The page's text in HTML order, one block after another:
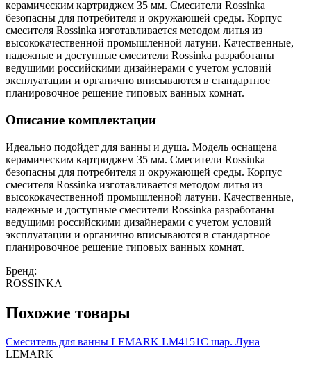
керамическим картриджем 35 мм. Смесители Rossinka
безопасны для потребителя и окружающей среды. Корпус
смесителя Rossinka изготавливается методом литья из
высококачественной промышленной латуни. Качественные,
надежные и доступные смесители Rossinka разработаны
ведущими российскими дизайнерами с учетом условий
эксплуатации и органично вписываются в стандартное
планировочное решение типовых ванных комнат.
Описание комплектации
Идеально подойдет для ванны и душа. Модель оснащена
керамическим картриджем 35 мм. Смесители Rossinka
безопасны для потребителя и окружающей среды. Корпус
смесителя Rossinka изготавливается методом литья из
высококачественной промышленной латуни. Качественные,
надежные и доступные смесители Rossinka разработаны
ведущими российскими дизайнерами с учетом условий
эксплуатации и органично вписываются в стандартное
планировочное решение типовых ванных комнат.
Бренд:
ROSSINKA
Похожие товары
Смеситель для ванны LEMARK LM4151С шар. Луна
LEMARK